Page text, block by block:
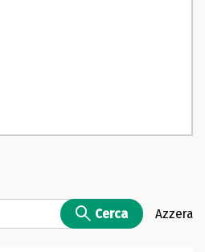
Cerca Azzera